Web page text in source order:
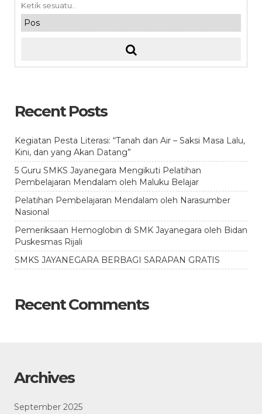
Recent Posts
Kegiatan Pesta Literasi: “Tanah dan Air – Saksi Masa Lalu,
Kini, dan yang Akan Datang”
5 Guru SMKS Jayanegara Mengikuti Pelatihan
Pembelajaran Mendalam oleh Maluku Belajar
Pelatihan Pembelajaran Mendalam oleh Narasumber
Nasional
Pemeriksaan Hemoglobin di SMK Jayanegara oleh Bidan
Puskesmas Rijali
SMKS JAYANEGARA BERBAGI SARAPAN GRATIS
Recent Comments
Archives
September 2025